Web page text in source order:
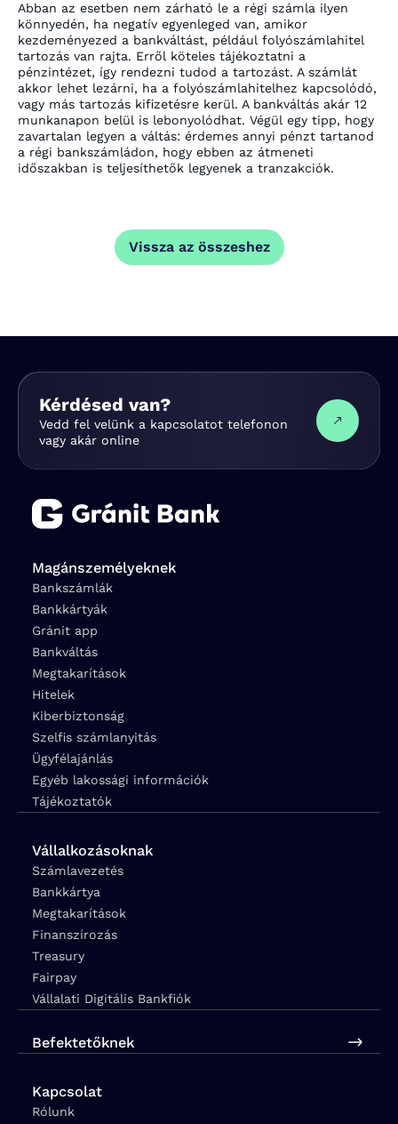
Abban az esetben nem zárható le a régi számla ilyen
könnyedén, ha negatív egyenleged van, amikor
kezdeményezed a bankváltást, például folyószámlahitel
tartozás van rajta. Erről köteles tájékoztatni a
pénzintézet, így rendezni tudod a tartozást. A számlát
akkor lehet lezárni, ha a folyószámlahitelhez kapcsolódó,
vagy más tartozás kifizetésre kerül. A bankváltás akár 12
munkanapon belül is lebonyolódhat. Végül egy tipp, hogy
zavartalan legyen a váltás: érdemes annyi pénzt tartanod
a régi bankszámládon, hogy ebben az átmeneti
időszakban is teljesíthetők legyenek a tranzakciók.
Vissza az összeshez
Kérdésed van?
Vedd fel velünk a kapcsolatot telefonon
vagy akár online
Magánszemélyeknek
Bankszámlák
Bankkártyák
Gránit app
Bankváltás
Megtakarítások
Hitelek
Kiberbiztonság
Szelfis számlanyitás
Ügyfélajánlás
Egyéb lakossági információk
Tájékoztatók
Vállalkozásoknak
Számlavezetés
Bankkártya
Megtakarítások
Finanszírozás
Treasury
Fairpay
Vállalati Digitális Bankfiók
Befektetőknek
Kapcsolat
Rólunk